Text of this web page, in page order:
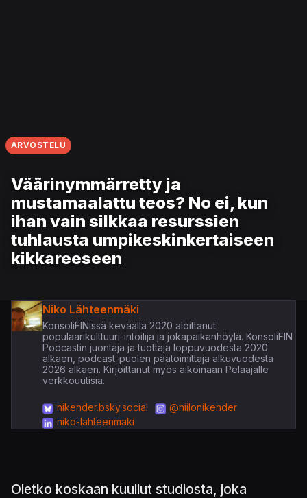
ARVOSTELU
Väärinymmärretty ja
mustamaalattu teos? No ei, kun
ihan vain silkkaa resurssien
tuhlausta umpikeskinkertaiseen
kikkareeseen
Niko Lähteenmäki
KonsoliFINissä keväällä 2020 aloittanut
populaarikulttuuri-intoilija ja jokapaikanhöylä. KonsoliFIN
Podcastin juontaja ja tuottaja loppuvuodesta 2020
alkaen, podcast-puolen päätoimittaja alkuvuodesta
2026 alkaen. Kirjoittanut myös aikoinaan Pelaajalle
verkkouutisia.
nikender.bsky.social
@niilonikender
niko-lahteenmaki
Oletko koskaan kuullut studiosta, joka